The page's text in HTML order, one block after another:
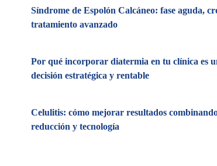
Síndrome de Espolón Calcáneo: fase aguda,
tratamiento avanzado
Por qué incorporar diatermia en tu clínica es
decisión estratégica y rentable
Celulitis: cómo mejorar resultados
reducción y tecnología